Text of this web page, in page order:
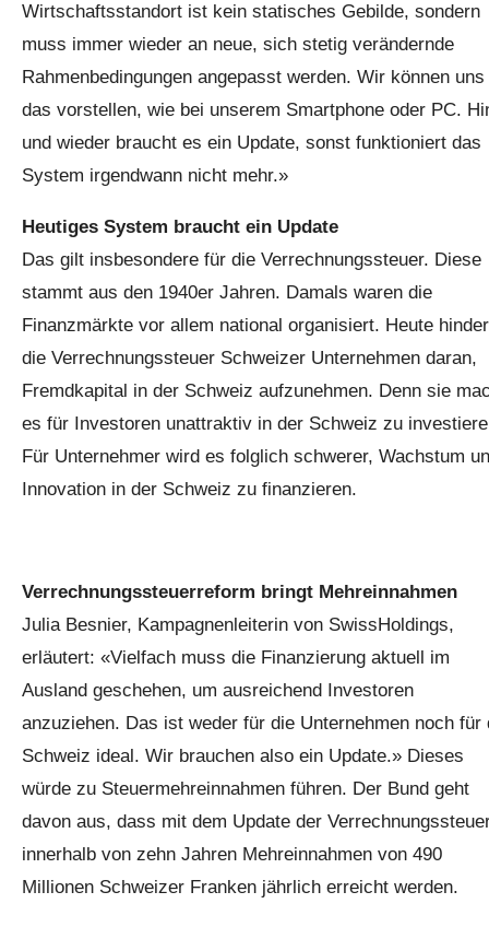
Wirtschaftsstandort ist kein statisches Gebilde, sondern
muss immer wieder an neue, sich stetig verändernde
Rahmenbedingungen angepasst werden. Wir können uns
das vorstellen, wie bei unserem Smartphone oder PC.
und wieder braucht es ein Update, sonst funktioniert das
System irgendwann nicht mehr.»
Heutiges System braucht ein Update
Das gilt insbesondere für die Verrechnungssteuer. Diese
stammt aus den 1940er Jahren. Damals waren die
Finanzmärkte vor allem national organisiert. Heute
die Verrechnungssteuer Schweizer Unternehmen daran,
Fremdkapital in der Schweiz aufzunehmen. Denn sie
es für Investoren unattraktiv in der Schweiz zu
Für Unternehmer wird es folglich schwerer, Wachstum
Innovation in der Schweiz zu finanzieren.
Verrechnungssteuerreform bringt Mehreinnahmen
Julia Besnier, Kampagnenleiterin von SwissHoldings,
erläutert: «Vielfach muss die Finanzierung aktuell im
Ausland geschehen, um ausreichend Investoren
anzuziehen. Das ist weder für die Unternehmen noch für
Schweiz ideal. Wir brauchen also ein Update.» Dieses
würde zu Steuermehreinnahmen führen. Der Bund geht
davon aus, dass mit dem Update der
innerhalb von zehn Jahren Mehreinnahmen von 490
Millionen Schweizer Franken jährlich erreicht werden.